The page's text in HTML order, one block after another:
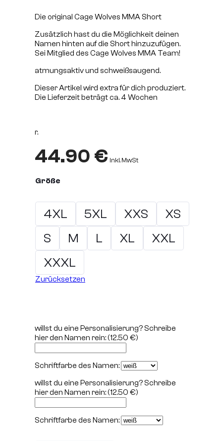
Die original Cage Wolves MMA Short
Zusätzlich hast du die Möglichkeit deinen
Namen hinten auf die Short hinzuzufügen.
Sei Mitglied des Cage Wolves MMA Team!
atmungsaktiv und schweißsaugend.
Dieser Artikel wird extra für dich produziert.
Die Lieferzeit beträgt ca. 4 Wochen
r.
44.90 € inkl. MwSt
Größe
4XL 5XL XXS
XS
S
M L XL
XXL
XXXL
Zurücksetzen
willst du eine Personalisierung? Schreibe
hier den Namen rein:(12.50 €)
Schriftfarbe des Namen:
willst du eine Personalisierung? Schreibe
hier den Namen rein:(12.50 €)
Schriftfarbe des Namen: